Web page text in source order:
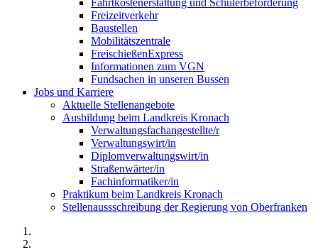
Fahrtkostenerstattung und Schülerbeförderung
Freizeitverkehr
Baustellen
Mobilitätszentrale
FreischießenExpress
Informationen zum VGN
Fundsachen in unseren Bussen
Jobs und Karriere
Aktuelle Stellenangebote
Ausbildung beim Landkreis Kronach
Verwaltungsfachangestellte/r
Verwaltungswirt/in
Diplomverwaltungswirt/in
Straßenwärter/in
Fachinformatiker/in
Praktikum beim Landkreis Kronach
Stellenaussschreibung der Regierung von Oberfranken